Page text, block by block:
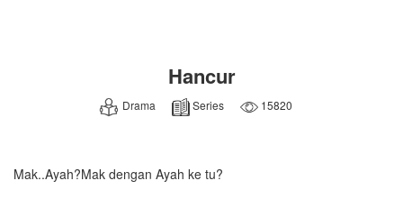
Hancur
Drama Series 15820
Mak..Ayah?Mak dengan Ayah ke tu?